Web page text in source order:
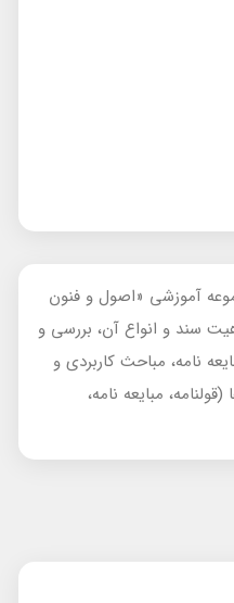
از سرفصل های مجموعه آموزشی «اصول و فنون
سند و انواع آن، بررسی و
نامه، مباحث کاربردی و
مبایعه نامه،